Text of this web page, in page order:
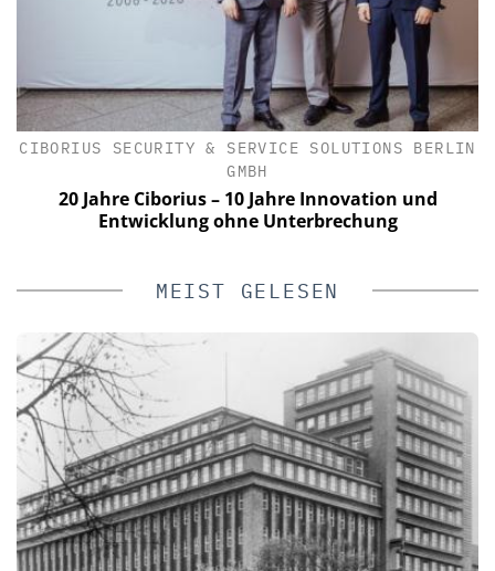
CIBORIUS SECURITY & SERVICE SOLUTIONS BERLIN
GMBH
20 Jahre Ciborius – 10 Jahre Innovation und
Entwicklung ohne Unterbrechung
MEIST GELESEN